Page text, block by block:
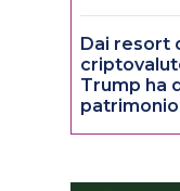
Dai resort
Trump ha
patrimonio